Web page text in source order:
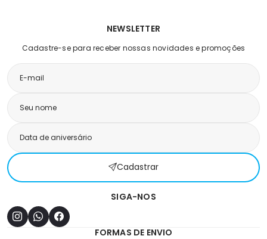
NEWSLETTER
Cadastre-se para receber nossas novidades e promoções
Cadastrar
SIGA-NOS
FORMAS DE ENVIO